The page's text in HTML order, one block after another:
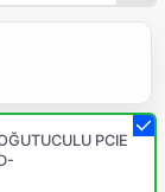
PCIE